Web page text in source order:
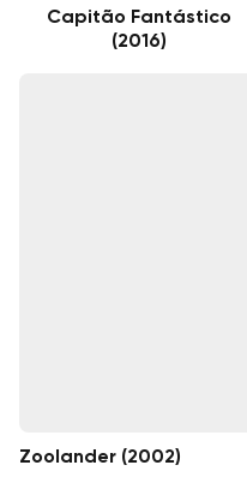
Capitão Fantástico
(2016)
Zoolander (2002)